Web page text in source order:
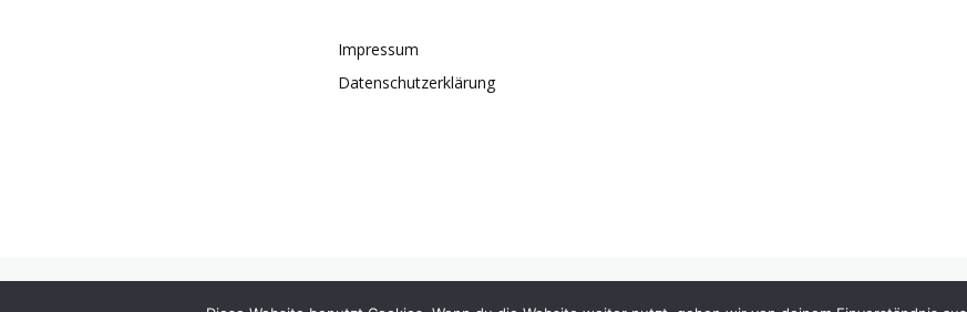
Impressum
Datenschutzerklärung